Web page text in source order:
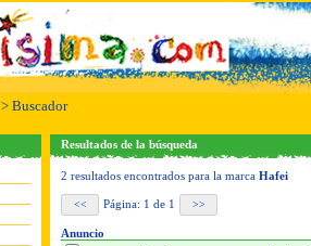
> Buscador
Resultados de la búsqueda
2 resultados encontrados para la marca Hafei
Página: 1 de 1
Anuncio